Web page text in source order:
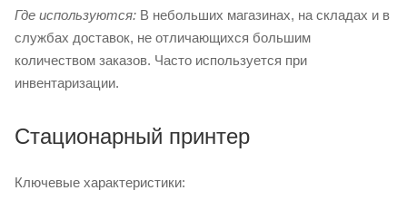
Где используются: В небольших магазинах, на складах и в
службах доставок, не отличающихся большим
количеством заказов. Часто используется при
инвентаризации.
Стационарный принтер
Ключевые характеристики: